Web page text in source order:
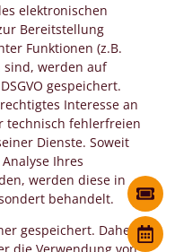
elektronischen
Bereitstellung
Funktionen (z.B.
werden auf
gespeichert.
Interesse an
technisch fehlerfreien
Dienste. Soweit
Ihres
werden diese in
behandelt.
gespeichert. Daher